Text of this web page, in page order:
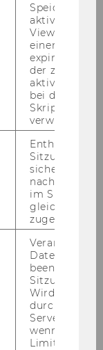
und
Speichert die
aktiven
Viewports.
einen
der zur
aktiver
bei der
verwendet
Enthält die
sicher, dass
im
gleichen
zugeordnet
Veranlasst
beenden,
Sitzung zu
Wird
durch ein
Servers
wenn die
Limit